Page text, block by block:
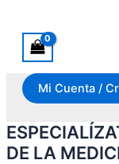
Mi Cuenta /
DE LA